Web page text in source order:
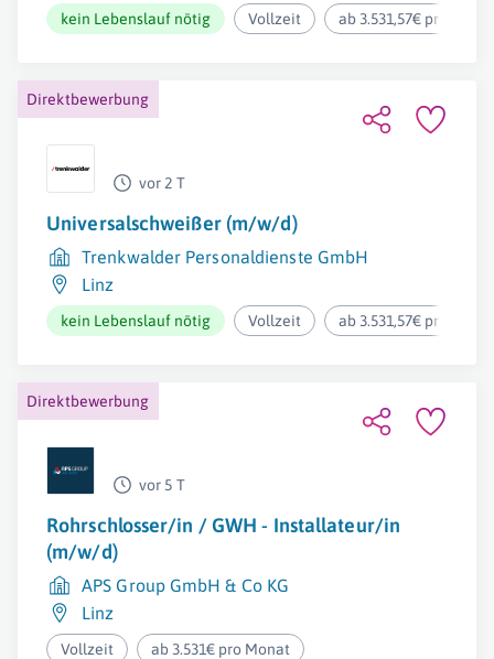
kein Lebenslauf nötig Vollzeit ab 3.531,57€ pro
Direktbewerbung
vor 2 T
Universalschweißer (m/w/d)
Trenkwalder Personaldienste GmbH
Linz
kein Lebenslauf nötig Vollzeit ab 3.531,57€ pro
Direktbewerbung
vor 5 T
Rohrschlosser/in / GWH - Installateur/in
(m/w/d)
APS Group GmbH & Co KG
Linz
Vollzeit ab 3.531€ pro Monat